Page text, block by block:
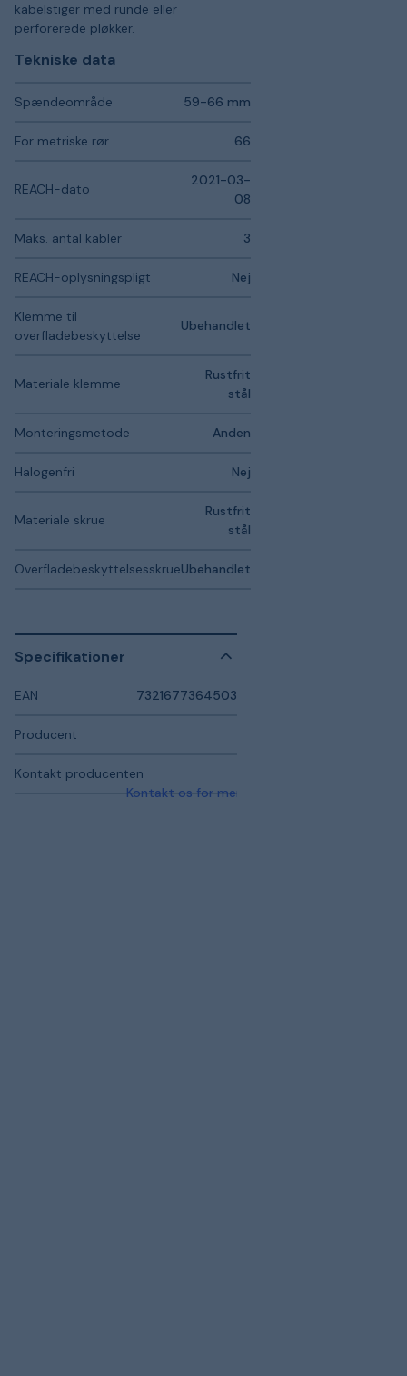
kabelstiger med runde eller
perforerede pløkker.
Tekniske data
Spændeområde 59-66 mm
For metriske rør 66
REACH-dato
2021-03-
08
Maks. antal kabler 3
REACH-oplysningspligt Nej
Klemme til
overfladebeskyttelse
Ubehandlet
Materiale klemme
Rustfrit
stål
Monteringsmetode Anden
Halogenfri Nej
Materiale skrue
Rustfrit
stål
OverfladebeskyttelsesskrueUbehandlet
Specifikationer
EAN 7321677364503
Producent
Kontakt producenten
Kontakt os for mere information